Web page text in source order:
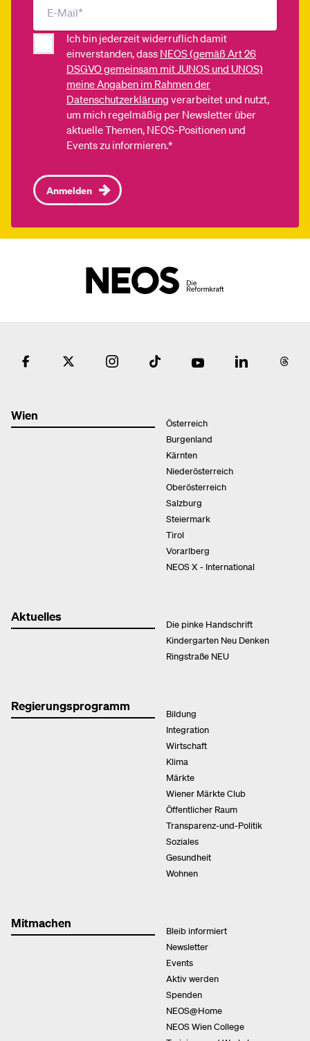
Ich bin jederzeit widerruflich damit
einverstanden, dass NEOS (gemäß Art 26
DSGVO gemeinsam mit JUNOS und UNOS)
meine Angaben im Rahmen der
Datenschutzerklärung verarbeitet und nutzt,
um mich regelmäßig per Newsletter über
aktuelle Themen, NEOS-Positionen und
Events zu informieren.*
Anmelden
Wien
Österreich
Burgenland
Kärnten
Niederösterreich
Oberösterreich
Salzburg
Steiermark
Tirol
Vorarlberg
NEOS X - International
Aktuelles
Die pinke Handschrift
Kindergarten Neu Denken
Ringstraße NEU
Regierungsprogramm
Bildung
Integration
Wirtschaft
Klima
Märkte
Wiener Märkte Club
Öffentlicher Raum
Transparenz-und-Politik
Soziales
Gesundheit
Wohnen
Mitmachen
Bleib informiert
Newsletter
Events
Aktiv werden
Spenden
NEOS@Home
NEOS Wien College